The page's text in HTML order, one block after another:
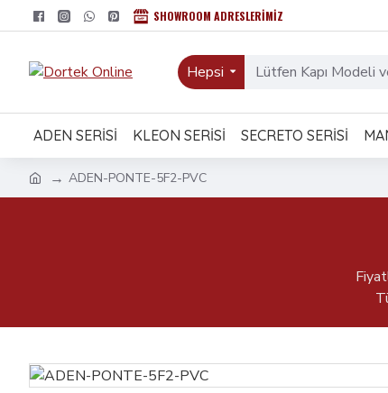
SHOWROOM ADRESLERIMIZ
Hepsi
ADEN SERISI KLEON SERISI SECRETO SERISI
ADEN-PONTE-5F2-PVC